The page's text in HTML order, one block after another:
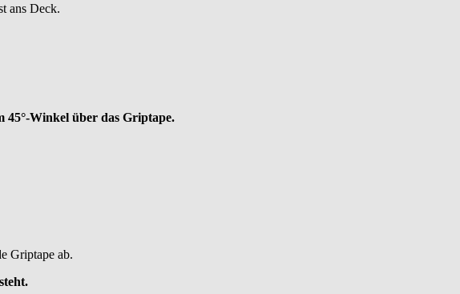
ans Deck.
45°-Winkel über das Griptape.
Griptape ab.